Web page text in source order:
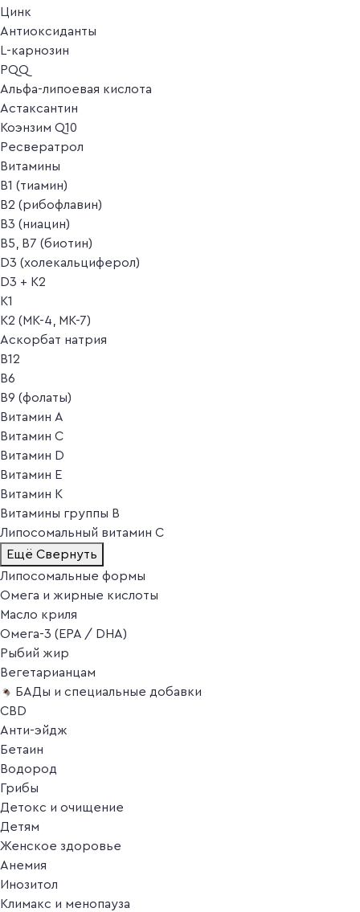
Цинк
Антиоксиданты
L-карнозин
PQQ
Альфа-липоевая кислота
Астаксантин
Коэнзим Q10
Ресвератрол
Витамины
B1 (тиамин)
B2 (рибофлавин)
B3 (ниацин)
B5, B7 (биотин)
D3 (холекальциферол)
D3 + K2
K1
K2 (MK-4, MK-7)
Аскорбат натрия
В12
В6
В9 (фолаты)
Витамин A
Витамин C
Витамин D
Витамин E
Витамин K
Витамины группы B
Липосомальный витамин C
Ещё Свернуть
Липосомальные формы
Омега и жирные кислоты
Масло криля
Омега-3 (EPA / DHA)
Рыбий жир
Вегетарианцам
БАДы и специальные добавки
CBD
Анти-эйдж
Бетаин
Водород
Грибы
Детокс и очищение
Детям
Женское здоровье
Анемия
Инозитол
Климакс и менопауза